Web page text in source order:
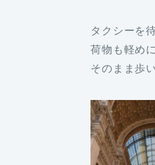
タクシーを
荷物も軽め
そのまま歩